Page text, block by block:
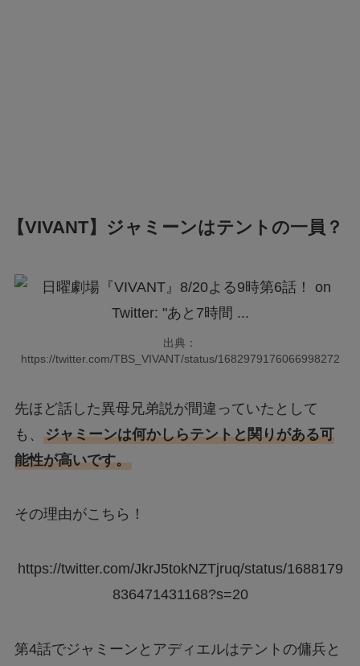
【VIVANT】ジャミーンはテントの一員？
出典：
https://twitter.com/TBS_VIVANT/status/1682979176066998272
先ほど話した異母兄弟説が間違っていたとして
も、 ジャミーンは何かしらテントと関りがある可
能性が高いです。
その理由がこちら！
https://twitter.com/JkrJ5tokNZTjruq/status/1688179
836471431168?s=20
第4話でジャミーンとアディエルはテントの傭兵と